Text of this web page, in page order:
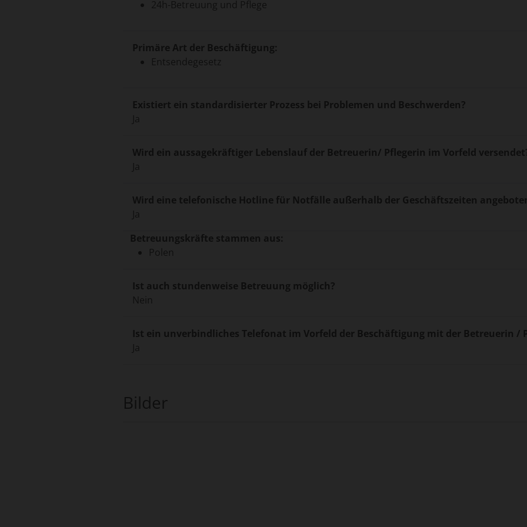
24h-Betreuung und Pflege
Primäre Art der Beschäftigung:
Entsendegesetz
Existiert ein standardisierter Prozess bei Problemen und Beschwerden?
Ja
Wird ein aussagekräftiger Lebenslauf der Betreuerin/ Pflegerin im Vorfeld
Ja
Wird eine telefonische Hotline für Notfälle außerhalb der Geschäftszeiten
Ja
Betreuungskräfte stammen aus:
Polen
Ist auch stundenweise Betreuung möglich?
Nein
Ist ein unverbindliches Telefonat im Vorfeld der Beschäftigung mit der Betreuerin /
Ja
Bilder